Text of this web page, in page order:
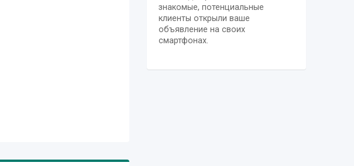
знакомые, потенциальные
клиенты открыли ваше
объявление на своих
смартфонах.